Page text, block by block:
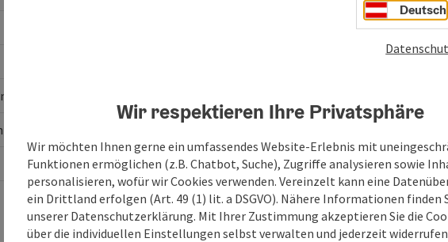
Vereine
Deutsch
Wir respektieren Ihre Privatsphäre
Wir möchten Ihnen gerne ein umfassendes Website-Erlebnis mit
Funktionen ermöglichen (z.B. Chatbot, Suche), Zugriffe analysieren sowie
personalisieren, wofür wir Cookies verwenden. Vereinzelt kann eine
ein Drittland erfolgen (Art. 49 (1) lit. a DSGVO). Nähere Informationen finden
unserer Datenschutzerklärung. Mit Ihrer Zustimmung akzeptieren Sie die
über die individuellen Einstellungen selbst verwalten und jederzeit